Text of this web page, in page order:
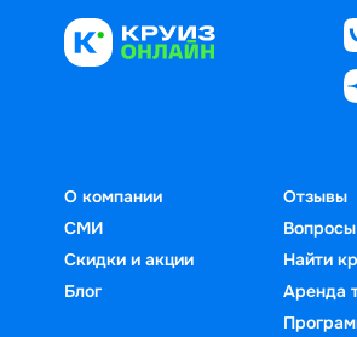
О компании
СМИ
Скидки и акции
Блог
Отзывы
Найти
Аренда